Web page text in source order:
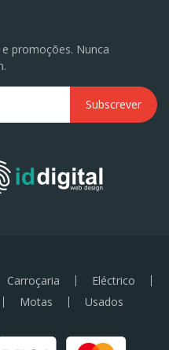
promoções. Nunca
Subscrever
Carroçaria
Eléctrico
Motas Usados